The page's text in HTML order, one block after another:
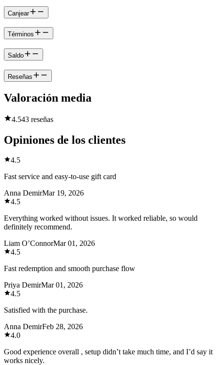
Canjear
Términos
Saldo
Reseñas
Valoración media
4.543 reseñas
Opiniones de los clientes
4.5
Fast service and easy-to-use gift card
Anna DemirMar 19, 2026
4.5
Everything worked without issues. It worked reliable, so would
definitely recommend.
Liam O’ConnorMar 01, 2026
4.5
Fast redemption and smooth purchase flow
Priya DemirMar 01, 2026
4.5
Satisfied with the purchase.
Anna DemirFeb 28, 2026
4.0
Good experience overall , setup didn’t take much time, and I’d say it
works nicely.